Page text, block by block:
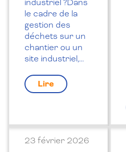
industriel ?Dans
le cadre de la
gestion des
déchets sur un
chantier ou un
site industriel,…
Lire
23 février 2026